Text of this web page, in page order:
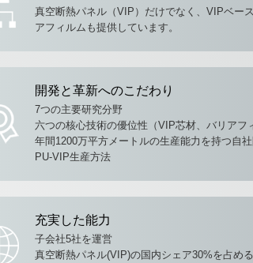
真空断熱パネル（VIP）だけでなく、VIPベー
アフィルムも提供しています。
開発と革新へのこだわり
7つの主要研究分野
六つの核心技術の優位性（VIP芯材、バリアフ
年間1200万平方メートルの生産能力を持つ自
PU-VIP生産方法
充実した能力
子会社5社を運営
真空断熱パネル(VIP)の国内シェア30%を占める